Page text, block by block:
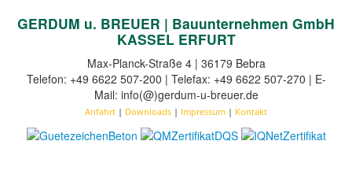
GERDUM u. BREUER | Bauunternehmen GmbH
KASSEL ERFURT
Max-Planck-Straße 4 | 36179 Bebra
Telefon: +49 6622 507-200 | Telefax: +49 6622 507-270 | E-
Mail: info(@)gerdum-u-breuer.de
Anfahrt | Downloads | Impressum | Kontakt